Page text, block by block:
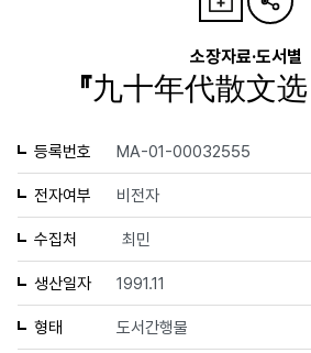
소장자료·도서별
『九十年代散文选
등록번호 MA-01-00032555
전자여부 비전자
수집처 최민
생산일자 1991.11
형태 도서간행물